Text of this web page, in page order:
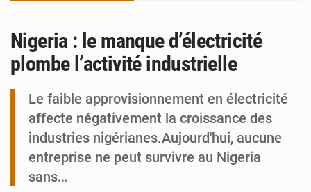
Niger : Bilan à mi-parcours du Programme de Refondation
Tibiri : le dialogue, nouveau terrain de jeu pour la paix
Nigeria : le manque d’électricité
plombe l’activité industrielle
Le faible approvisionnement en électricité
affecte négativement la croissance des
industries nigérianes.Aujourd'hui, aucune
entreprise ne peut survivre au Nigeria
sans…